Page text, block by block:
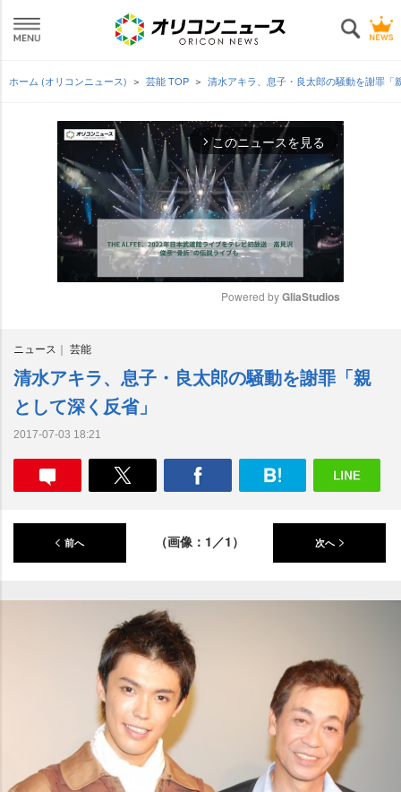
ホーム (オリコンニュース) 芸能 TOP 清水アキラ、息子・良太郎の騒動を謝罪「
arrow_forward_ios このニュースを見る
e
Powered by GliaStudios
ニュース 芸能
清水アキラ、息子・良太郎の騒動を謝罪「親
として深く反省」
2017-07-03 18:21
前へ （画像：1／1） 次へ